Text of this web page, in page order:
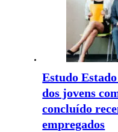
Estudo
dos jovens
concluído
empregados